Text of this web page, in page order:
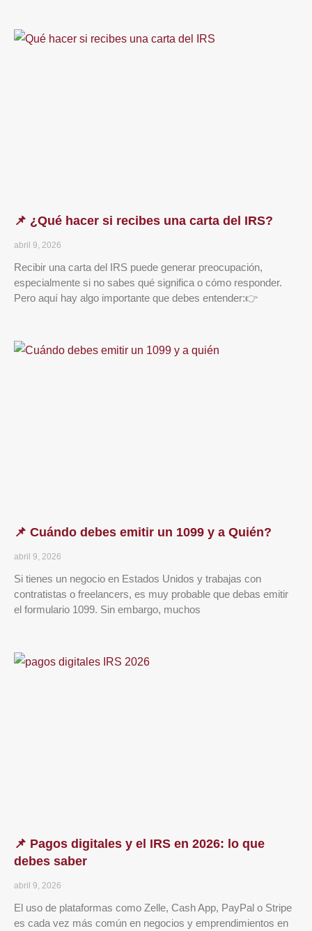
📌 ¿Qué hacer si recibes una carta del IRS?
abril 9, 2026
Recibir una carta del IRS puede generar preocupación,
especialmente si no sabes qué significa o cómo responder.
Pero aquí hay algo importante que debes entender:👉
📌 Cuándo debes emitir un 1099 y a Quién?
abril 9, 2026
Si tienes un negocio en Estados Unidos y trabajas con
contratistas o freelancers, es muy probable que debas emitir
el formulario 1099. Sin embargo, muchos
📌 Pagos digitales y el IRS en 2026: lo que
debes saber
abril 9, 2026
El uso de plataformas como Zelle, Cash App, PayPal o Stripe
es cada vez más común en negocios y emprendimientos en